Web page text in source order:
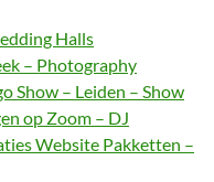
Halls
– Photography
Show – Leiden – Show
op Zoom – DJ
Website Pakketten –